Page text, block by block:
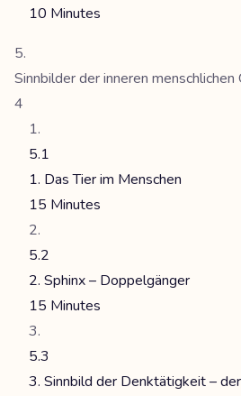
10 Minutes
Sinnbilder der inneren
4
5.1
1. Das Tier im Menschen
15 Minutes
5.2
2. Sphinx – Doppelgänger
15 Minutes
5.3
3. Sinnbild der Denktätigkeit –